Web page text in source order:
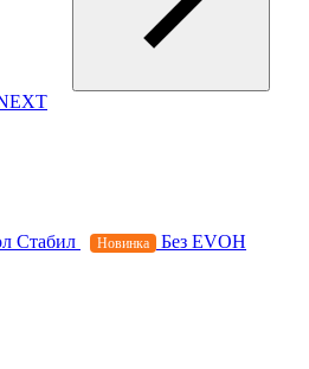
Стабил Новинка
Без EVOH